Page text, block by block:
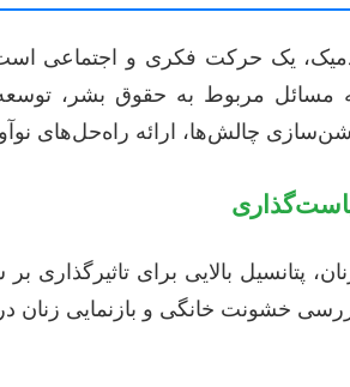
یک حرکت فکری و اجتماعی
مسائل مربوط به حقوق بشر،
چالش‌ها، ارائه راه‌حل‌های
پتانسیل بالایی برای
خشونت خانگی و بازنمایی زنان